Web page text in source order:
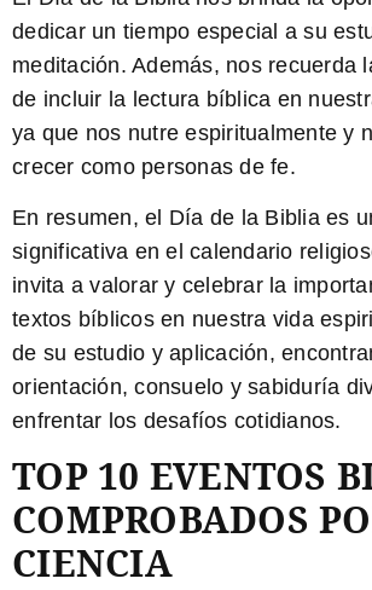
dedicar un tiempo especial a su
meditación. Además, nos recuerda
de incluir la lectura bíblica en
ya que nos nutre espiritualmente y
crecer como personas de fe.
En resumen, el Día de la Bibliaes
significativa en el calendario
invita a valorar y celebrar la
textos bíblicosen nuestra vida
de su estudio y aplicación,
orientación, consuelo y sabiduría
enfrentar los desafíos cotidianos.
TOP 10 EVENTOS
COMPROBADOS
CIENCIA